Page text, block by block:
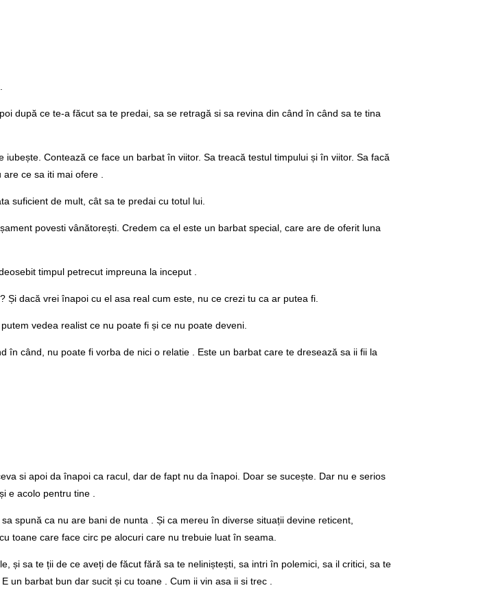
după ce te-a făcut sa te predai, sa se retragă si sa revina din când în când sa te tina
Contează ce face un barbat în viitor. Sa treacă testul timpului și în viitor. Sa facă
ce sa iti mai ofere .
suficient de mult, cât sa te predai cu totul lui.
povesti vânătorești. Credem ca el este un barbat special, care are de oferit luna
timpul petrecut impreuna la inceput .
dacă vrei înapoi cu el asa real cum este, nu ce crezi tu ca ar putea fi.
vedea realist ce nu poate fi și ce nu poate deveni.
când, nu poate fi vorba de nici o relatie . Este un barbat care te dresează sa ii fii la
si apoi da înapoi ca racul, dar de fapt nu da înapoi. Doar se sucește. Dar nu e serios
e acolo pentru tine .
spună ca nu are bani de nunta . Și ca mereu în diverse situații devine reticent,
toane care face circ pe alocuri care nu trebuie luat în seama.
și sa te ții de ce aveți de făcut fără sa te neliniștești, sa intri în polemici, sa il critici, sa te
barbat bun dar sucit și cu toane . Cum ii vin asa ii si trec .